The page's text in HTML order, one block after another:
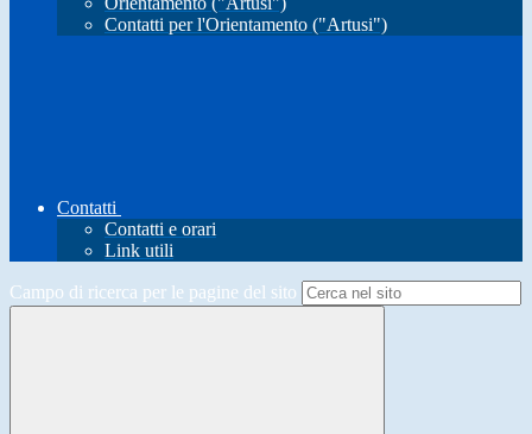
Contatti per l'Orientamento ("Artusi")
Contatti
Contatti e orari
Link utili
Campo di ricerca per le pagine del sito